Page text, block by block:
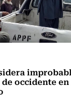
occidente